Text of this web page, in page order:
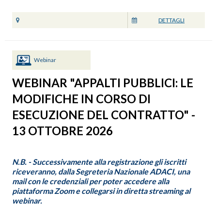
DETTAGLI
Webinar
WEBINAR "APPALTI PUBBLICI: LE
MODIFICHE IN CORSO DI
ESECUZIONE DEL CONTRATTO" -
13 OTTOBRE 2026
N.B. - Successivamente alla registrazione gli iscritti
riceveranno, dalla Segreteria Nazionale ADACI, una
mail con le credenziali per poter accedere alla
piattaforma Zoom e collegarsi in diretta streaming al
webinar.